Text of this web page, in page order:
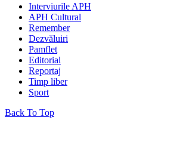
Interviurile APH
APH Cultural
Remember
Dezvăluiri
Pamflet
Editorial
Reportaj
Timp liber
Sport
Back To Top